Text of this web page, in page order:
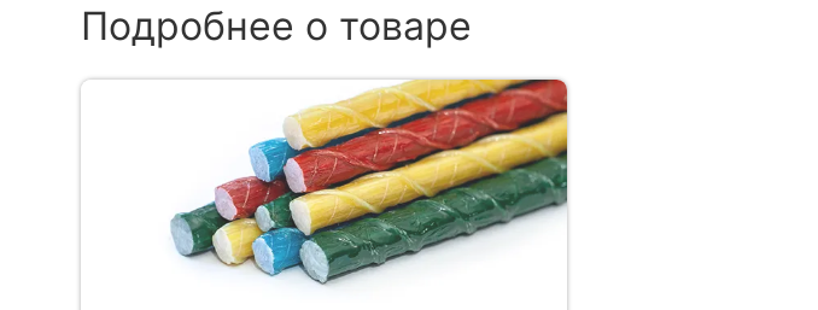
Подробнее о товаре